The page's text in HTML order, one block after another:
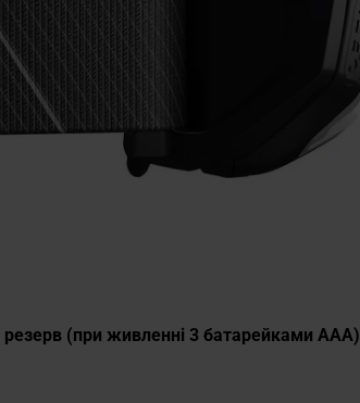
резерв (при живленні 3 батарейками AAA)